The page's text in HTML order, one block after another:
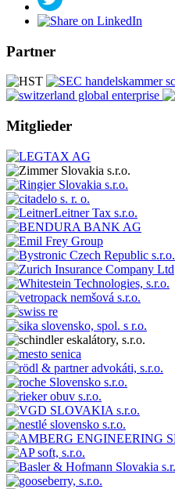
Partner
Mitglieder